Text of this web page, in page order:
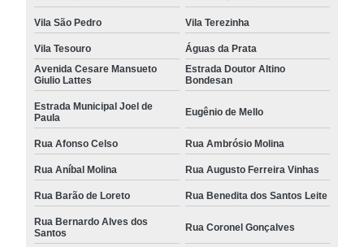
Vila São Pedro Vila Terezinha
Vila Tesouro
Águas da Prata
Avenida Cesare Mansueto
Giulio Lattes
Estrada Doutor Altino
Bondesan
Estrada Municipal Joel de
Paula
Eugênio de Mello
Rua Afonso Celso Rua Ambrósio Molina
Rua Aníbal Molina Rua Augusto Ferreira Vinhas
Rua Barão de Loreto Rua Benedita dos Santos Leite
Rua Bernardo Alves dos
Santos
Rua Coronel Gonçalves